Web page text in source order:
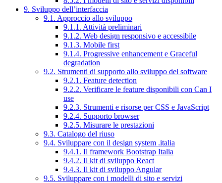
9. Sviluppo dell’interfaccia
9.1. Approccio allo sviluppo
9.1.1. Attività preliminari
9.1.2. Web design responsivo e accessibile
9.1.3. Mobile first
9.1.4. Progressive enhancement e Graceful
degradation
9.2. Strumenti di supporto allo sviluppo del software
9.2.1. Feature detection
9.2.2. Verificare le feature disponibili con Can I
use
9.2.3. Strumenti e risorse per CSS e JavaScript
9.2.4. Supporto browser
9.2.5. Misurare le prestazioni
9.3. Catalogo del riuso
9.4. Sviluppare con il design system .italia
9.4.1. Il framework Bootstrap Italia
9.4.2. Il kit di sviluppo React
9.4.3. Il kit di sviluppo Angular
9.5. Sviluppare con i modelli di sito e servizi